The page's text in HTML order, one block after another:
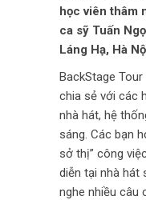
học viên thâm
ca sỹ Tuấn
Láng Hạ, Hà
BackStage
chia sẻ với các
nhà hát, hệ
sáng. Các bạn
sở thị” công
diễn tại nhà hát
nghe nhiều câu